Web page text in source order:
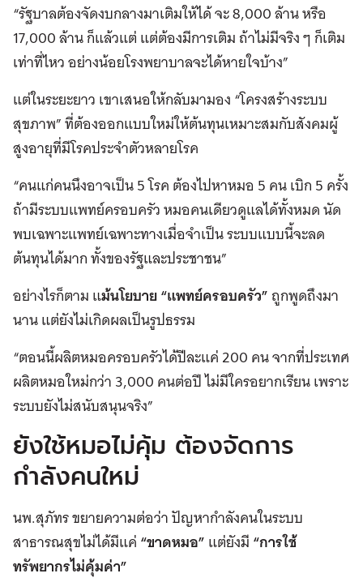
“รัฐบาลต้องจัดงบกลางมาเติมให้ได้ จะ 8,000 ล้าน หรือ
17,000 ล้าน ก็แล้วแต่ แต่ต้องมีการเติม ถ้าไม่มีจริง ๆ ก็เติม
เท่าที่ไหว อย่างน้อยโรงพยาบาลจะได้หายใจบ้าง”
แต่ในระยะยาว เขาเสนอให้กลับมามอง “โครงสร้างระบบ
สุขภาพ” ที่ต้องออกแบบใหม่ให้ต้นทุนเหมาะสมกับสังคมผู้
สูงอายุที่มีโรคประจำตัวหลายโรค
“คนแก่คนนึงอาจเป็น 5 โรค ต้องไปหาหมอ 5 คน เบิก 5 ครั้ง
ถ้ามีระบบแพทย์ครอบครัว หมอคนเดียวดูแลได้ทั้งหมด นัด
พบเฉพาะแพทย์เฉพาะทางเมื่อจำเป็น ระบบแบบนี้จะลด
ต้นทุนได้มาก ทั้งของรัฐและประชาชน”
อย่างไรก็ตาม แม้นโยบาย “แพทย์ครอบครัว”ถูกพูดถึงมา
นาน แต่ยังไม่เกิดผลเป็นรูปธรรม
“ตอนนี้ผลิตหมอครอบครัวได้ปีละแค่ 200 คน จากที่ประเทศ
ผลิตหมอใหม่กว่า 3,000 คนต่อปี ไม่มีใครอยากเรียน เพราะ
ระบบยังไม่สนับสนุนจริง”
ยังใช้หมอไม่คุ้ม ต้องจัดการ
กำลังคนใหม่
นพ.สุภัทร ขยายความต่อว่า ปัญหากำลังคนในระบบ
สาธารณสุขไม่ได้มีแค่“ขาดหมอ”แต่ยังมี“การใช้
ทรัพยากรไม่คุ้มค่า”